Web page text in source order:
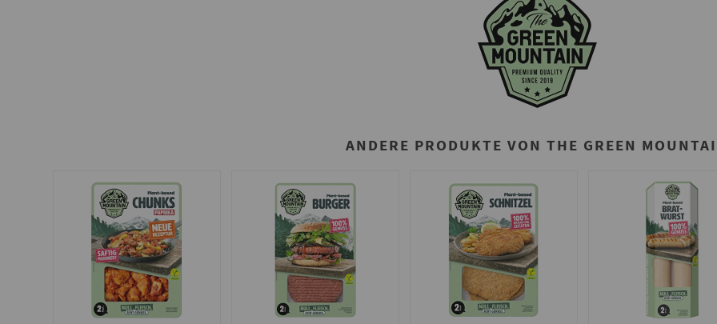
ANDERE PRODUKTE VON THE GREEN